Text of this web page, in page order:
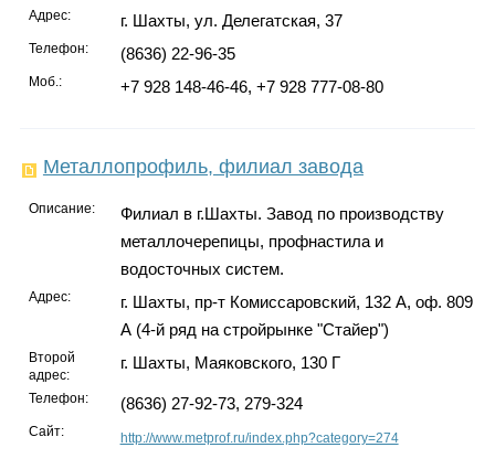
Адрес: г. Шахты, ул. Делегатская, 37
Телефон: (8636) 22-96-35
Моб.: +7 928 148-46-46, +7 928 777-08-80
Металлопрофиль, филиал завода
Описание:
Филиал в г.Шахты. Завод по производству
металлочерепицы, профнастила и
водосточных систем.
Адрес:
г. Шахты, пр-т Комиссаровский, 132 А, оф. 809
А (4-й ряд на стройрынке "Стайер")
Второй
адрес:
г. Шахты, Маяковского, 130 Г
Телефон: (8636) 27-92-73, 279-324
Сайт: http://www.metprof.ru/index.php?category=274